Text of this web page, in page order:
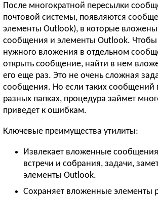
После многократной пересылки
почтовой системы, появляются
элементы Outlook), в которые вложены
сообщения и элементы Outlook. Чтобы
нужного вложения в отдельном
открыть сообщение, найти в нем
его еще раз. Это не очень сложная
сообщения. Но если таких сообщений
разных папках, процедура займет
приведет к ошибкам.
Ключевые преимущества утилиты:
Извлекает вложенные
встречи и собрания, задачи,
элементы Outlook.
Сохраняет вложенные элементы